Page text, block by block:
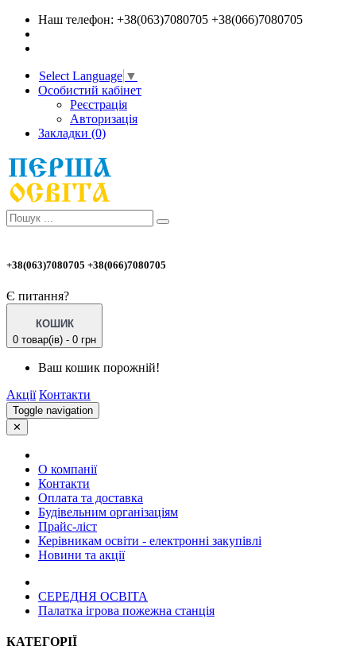
Наш телефон: +38(063)7080705 +38(066)7080705
Select Language ▼
Особистий кабінет
Реєстрація
Авторизація
Закладки (0)
+38(063)7080705 +38(066)7080705
Є питання?
КОШИК
0 товар(ів) - 0 грн
Ваш кошик порожній!
Акції Контакти
Toggle navigation
✕
О компанії
Контакти
Оплата та доставка
Будівельним організаціям
Прайс-ліст
Керівникам освіти - електронні закупівлі
Новини та акції
СЕРЕДНЯ ОСВIТА
Палатка ігрова пожежна станція
КАТЕГОРІЇ